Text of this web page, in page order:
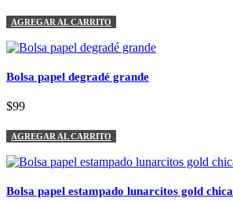
AGREGAR AL CARRITO
Bolsa papel degradé grande
$99
AGREGAR AL CARRITO
Bolsa papel estampado lunarcitos gold chica